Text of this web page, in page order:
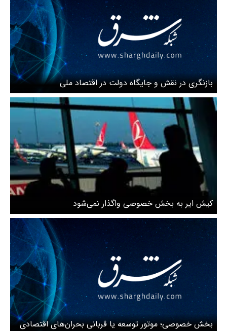
بازنگری در نقش و جایگاه دولت در اقتصاد ملی
کیش ایر به بخش خصوصی واگذار نمی‌شود
بخش خصوصی؛ موتور توسعه یا قربانی بحران‌های اقتصادی